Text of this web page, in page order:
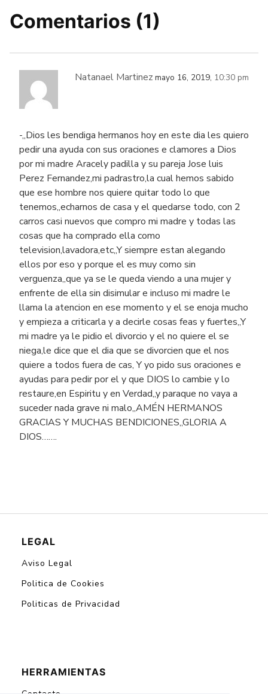
Comentarios (1)
Natanael Martinez mayo 16, 2019, 10:30 pm
-,,Dios les bendiga hermanos hoy en este dia les quiero
pedir una ayuda con sus oraciones e clamores a Dios
por mi madre Aracely padilla y su pareja Jose luis
Perez Fernandez,mi padrastro,la cual hemos sabido
que ese hombre nos quiere quitar todo lo que
tenemos,,echarnos de casa y el quedarse todo, con 2
carros casi nuevos que compro mi madre y todas las
cosas que ha comprado ella como
television,lavadora,etc,,Y siempre estan alegando
ellos por eso y porque el es muy como sin
verguenza,,que ya se le queda viendo a una mujer y
enfrente de ella sin disimular e incluso mi madre le
llama la atencion en ese momento y el se enoja mucho
y empieza a criticarla y a decirle cosas feas y fuertes,,Y
mi madre ya le pidio el divorcio y el no quiere el se
niega,le dice que el dia que se divorcien que el nos
quiere a todos fuera de cas, Y yo pido sus oraciones e
ayudas para pedir por el y que DIOS lo cambie y lo
restaure,en Espiritu y en Verdad,,y paraque no vaya a
suceder nada grave ni malo,,AMÉN HERMANOS
GRACIAS Y MUCHAS BENDICIONES,,GLORIA A
DIOS…….
LEGAL
Aviso Legal
Politica de Cookies
Politicas de Privacidad
HERRAMIENTAS